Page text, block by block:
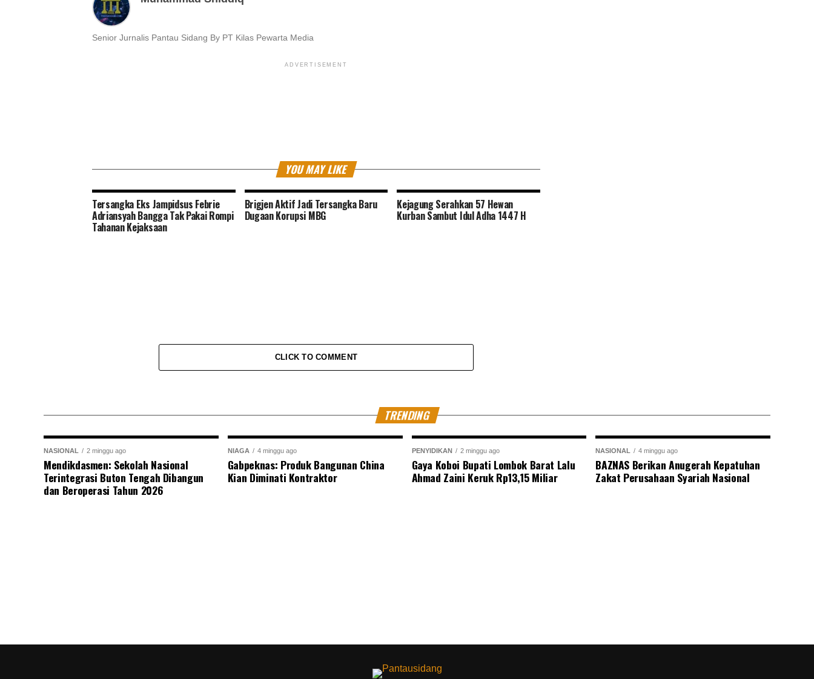
Senior Jurnalis Pantau Sidang By PT Kilas Pewarta Media
ADVERTISEMENT
YOU MAY LIKE
Tersangka Eks Jampidsus Febrie
Adriansyah Bangga Tak Pakai Rompi
Tahanan Kejaksaan
Brigjen Aktif Jadi Tersangka Baru
Dugaan Korupsi MBG
Kejagung Serahkan 57 Hewan
Kurban Sambut Idul Adha 1447 H
CLICK TO COMMENT
TRENDING
NASIONAL 2 minggu ago
Mendikdasmen: Sekolah Nasional
Terintegrasi Buton Tengah Dibangun
dan Beroperasi Tahun 2026
NIAGA 4 minggu ago
Gabpeknas: Produk Bangunan China
Kian Diminati Kontraktor
PENYIDIKAN 2 minggu ago
Gaya Koboi Bupati Lombok Barat Lalu
Ahmad Zaini Keruk Rp13,15 Miliar
NASIONAL 4 minggu ago
BAZNAS Berikan Anugerah Kepatuhan
Zakat Perusahaan Syariah Nasional